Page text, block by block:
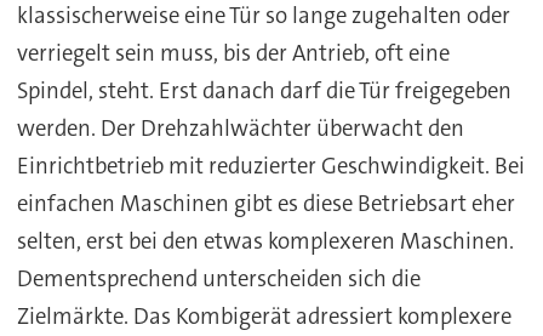
klassischerweise eine Tür so lange zugehalten oder
verriegelt sein muss, bis der Antrieb, oft eine
Spindel, steht. Erst danach darf die Tür freigegeben
werden. Der Drehzahlwächter überwacht den
Einrichtbetrieb mit reduzierter Geschwindigkeit. Bei
einfachen Maschinen gibt es diese Betriebsart eher
selten, erst bei den etwas komplexeren Maschinen.
Dementsprechend unterscheiden sich die
Zielmärkte. Das Kombigerät adressiert komplexere